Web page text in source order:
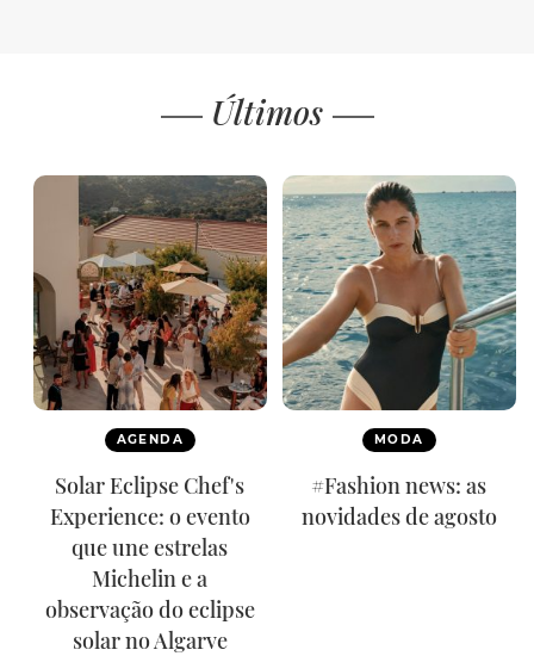
Últimos
AGENDA
Solar Eclipse Chef's
Experience: o evento
que une estrelas
Michelin e a
observação do eclipse
solar no Algarve
MODA
#Fashion news: as
novidades de agosto